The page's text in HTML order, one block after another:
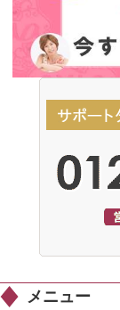
メニュー